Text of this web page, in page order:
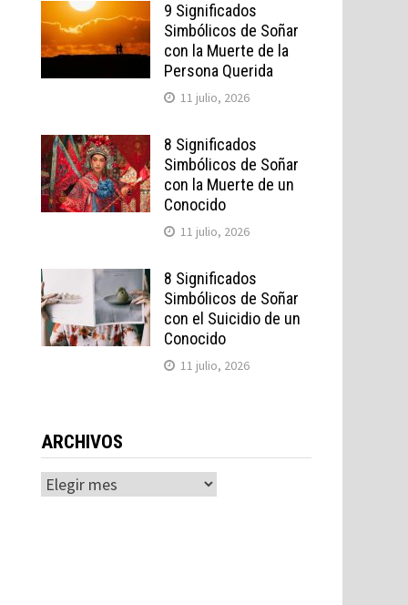
9 Significados
Simbólicos de Soñar
con la Muerte de la
Persona Querida
11 julio, 2026
8 Significados
Simbólicos de Soñar
con la Muerte de un
Conocido
11 julio, 2026
8 Significados
Simbólicos de Soñar
con el Suicidio de un
Conocido
11 julio, 2026
ARCHIVOS
Archivos